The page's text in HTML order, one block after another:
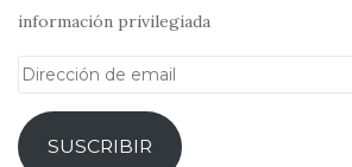
información privilegiada
Dirección
emailSUSCRIBIR